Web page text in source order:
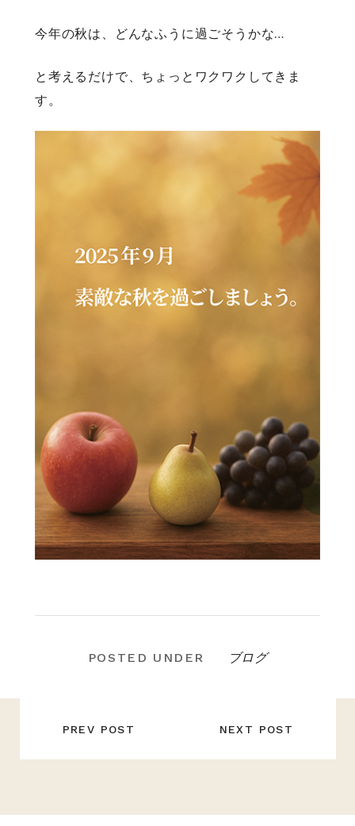
今年の秋は、どんなふうに過ごそうかな…
と考えるだけで、ちょっとワクワクしてきま
す。
POSTED UNDER ブログ
ー
PREV POST NEXT POST